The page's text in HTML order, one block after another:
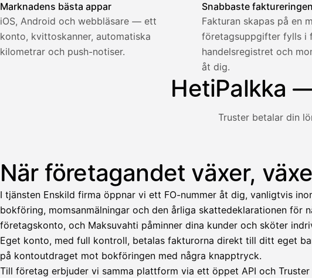
Marknadens bästa appar
iOS, Android och webbläsare — ett
konto, kvittoskanner, automatiska
kilometrar och push-notiser.
Snabbaste faktureringen
Fakturan skapas på en
företagsuppgifter fylls i
handelsregistret och
åt dig.
HetiPalkka
Truster betalar din
Illustration: en användare tar ut lön från en faktura som kunden
Palkka
Odottaa maksua
Ennakonpidätys
Tilillesi
HetiPalkka
Ennen laskun maksua
Tavallinen nosto
Kun lasku on
Vahvista
När företagandet växer,
I tjänsten Enskild firma öppnar vi ett FO-nummer åt dig, vanligtvis
bokföring, momsanmälningar och den årliga skattedeklarationen för
företagskonto, och Maksuvahti påminner dina kunder och sköter
Eget konto, med full kontroll, betalas fakturorna direkt till ditt eget
på kontoutdraget mot bokföringen med några knapptryck.
Till företag erbjuder vi samma plattform via ett öppet API och